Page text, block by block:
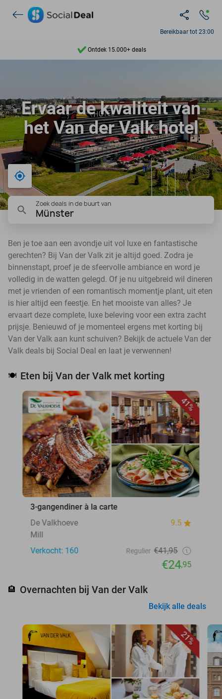
Bereikbaar tot 23:00
Ontdek 15.000+ deals
9,4
Ontdek 15.000+ deals
Ervaar de kwaliteit van
het Van der Valk hotel
Bij mij in de buurt
Zoek deals in de buurt van
Münster
Ben je toe aan een avondje uit vol luxe en fantastische
gerechten? Bij Van der Valk zit je altijd goed. Zodra je
binnenstapt, proef je de sfeervolle ambiance en word je
volledig in de watten gelegd. Of je nu uitgebreid wil dineren
met je vrienden of een romantisch momentje plant, uit eten
is hier altijd een feestje. En het mooiste van alles? Je
ervaart deze complete, luxe beleving voor een extra zacht
prijsje. Benieuwd of je momenteel ergens met korting bij
Van der Valk aan kunt schuiven? Bekijk de actuele Van der
Valk deals bij Social Deal en laat je verwennen!
🍽️ Eten bij Van der Valk met korting
41%
3-gangendiner à la carte
De Valkhoeve
9.5
Mill
Verkocht: 160
Regulier €41,95
€24,95
🏨 Overnachten bij Van der Valk
Bekijk alle deals
21%